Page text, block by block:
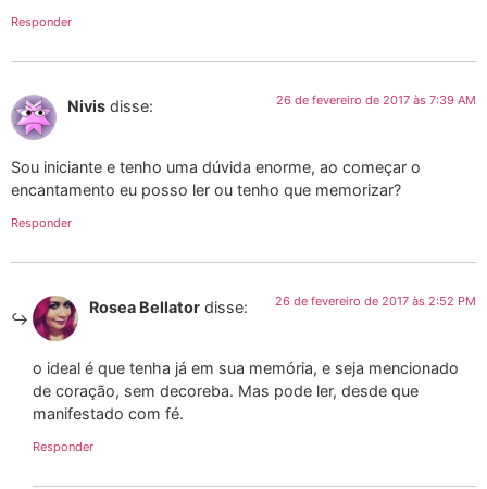
Responder
Nivis disse: 26 de fevereiro de 2017 às 7:39 AM
Sou iniciante e tenho uma dúvida enorme, ao começar o
encantamento eu posso ler ou tenho que memorizar?
Responder
Rosea Bellator disse: 26 de fevereiro de 2017 às 2:52 PM
o ideal é que tenha já em sua memória, e seja mencionado
de coração, sem decoreba. Mas pode ler, desde que
manifestado com fé.
Responder